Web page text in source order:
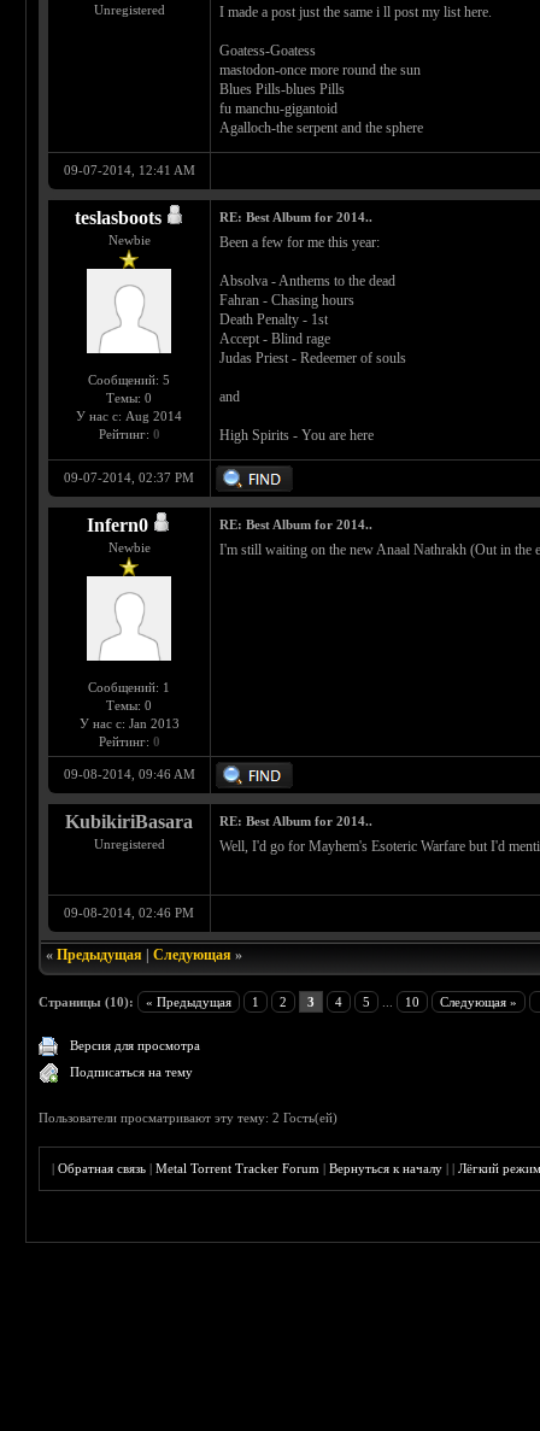
Unregistered I made a post just the same i ll post my list here.
Goatess-Goatess
mastodon-once more round the sun
Blues Pills-blues Pills
fu manchu-gigantoid
Agalloch-the serpent and the sphere
09-07-2014, 12:41 AM
teslasboots
Newbie
Сообщений: 5
Темы: 0
У нас с: Aug 2014
Рейтинг: 0
RE: Best Album for 2014..
Been a few for me this year:
Absolva - Anthems to the dead
Fahran - Chasing hours
Death Penalty - 1st
Accept - Blind rage
Judas Priest - Redeemer of souls
and
High Spirits - You are here
09-07-2014, 02:37 PM
Infern0
Newbie
Сообщений: 1
Темы: 0
У нас с: Jan 2013
Рейтинг: 0
RE: Best Album for 2014..
I'm still waiting on the new Anaal Nathrakh (Out in the
09-08-2014, 09:46 AM
KubikiriBasara
Unregistered
RE: Best Album for 2014..
Well, I'd go for Mayhem's Esoteric Warfare but I'd
09-08-2014, 02:46 PM
«Предыдущая |Следующая »
Страницы (10): « Предыдущая 1 2 3 4 5 10 Следующая »
Версия для просмотра
Подписаться на тему
Пользователи просматривают эту тему: 2 Гость(ей)
|Обратная связь |Metal Torrent Tracker Forum |Вернуться к началу ||Лёгкий